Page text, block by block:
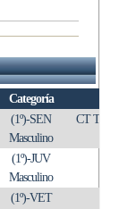
Categoría
(1º)-SEN
Masculino
CT
(1º)-JUV
Masculino
(1º)-VET